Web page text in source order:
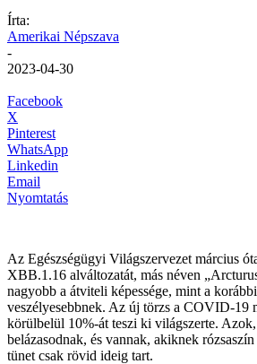
Írta:
Amerikai Népszava
-
2023-04-30
Facebook
X
Pinterest
WhatsApp
Linkedin
Email
Nyomtatás
Az Egészségügyi Világszervezet március
XBB.1.16 alváltozatát, más néven
nagyobb a átviteli képessége, mint a
veszélyesebbnek. Az új törzs a COVID-19
körülbelül 10%-át teszi ki világszerte.
belázasodnak, és vannak, akiknek
tünet csak rövid ideig tart.